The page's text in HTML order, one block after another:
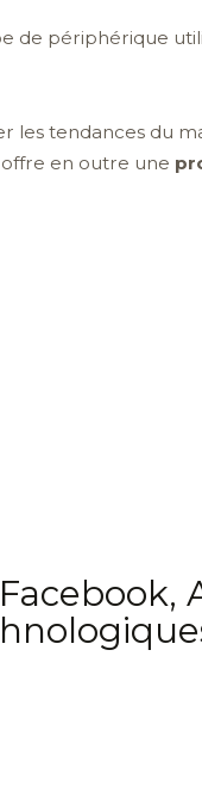
de périphérique
les tendances du
offre en outre une